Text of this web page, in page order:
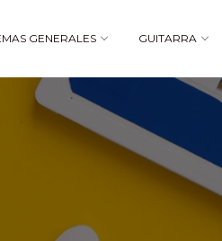
GENERALES GUITARRA